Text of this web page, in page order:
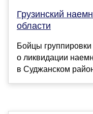
Грузинский
области
Бойцы
о ликвидации
в Суджанском